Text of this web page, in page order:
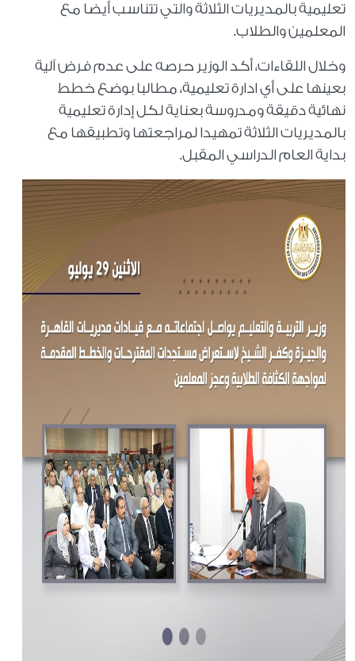
تعليمية بالمديريات الثلاثة والتي تتناسب أيضا مع
المعلمين والطلاب.
وخلال اللقاءات، أكد الوزير حرصه على عدم فرض آلية
بعينها على أي ادارة تعليمية، مطالبا بوضع خطط
نهائية دقيقة ومدروسة بعناية لكل إدارة تعليمية
بالمديريات الثلاثة تمهيدا لمراجعتها وتطبيقها مع
بداية العام الدراسي المقبل.